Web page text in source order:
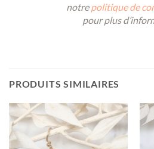
notrepolitique de
pour plus
PRODUITS SIMILAIRES